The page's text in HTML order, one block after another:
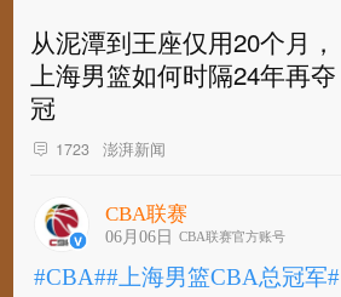
从泥潭到王座仅用20个月，
上海男篮如何时隔24年再夺
冠
1723 澎湃新闻
CBA联赛
06月06日 CBA联赛官方账号
#CBA##上海男篮CBA总冠军#